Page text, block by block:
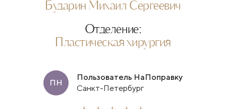
Бударин Михаил Сергеевич
Отделение:
Пластическая хирургия
ПН
Пользователь НаПоправку
Санкт-Петербург